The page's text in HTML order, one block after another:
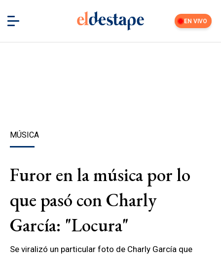
EN VIVO
MÚSICA
Furor en la música por lo
que pasó con Charly
García: "Locura"
Se viralizó un particular foto de Charly García que